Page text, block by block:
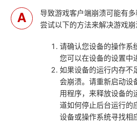
导致游戏客户端崩溃可能有
尝试以下的方法来解决游戏崩
请确认您设备的操作系
您可以在设备的设置中
如果设备的运行内存不
会崩溃。请重新启动设
用程序，来释放设备的
道如何停止后台运行的
设备或操作系统寻找相